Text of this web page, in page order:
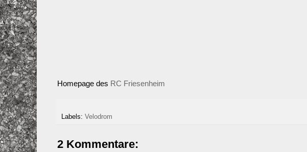
Homepage des RC Friesenheim
Labels: Velodrom
2 Kommentare: